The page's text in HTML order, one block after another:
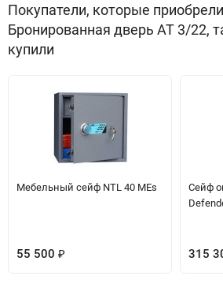
Покупатели, которые приобрели
Бронированная дверь AT 3/22,
купили
Мебельный сейф NTL 40 MEs
55 500 ₽
Сейф
315